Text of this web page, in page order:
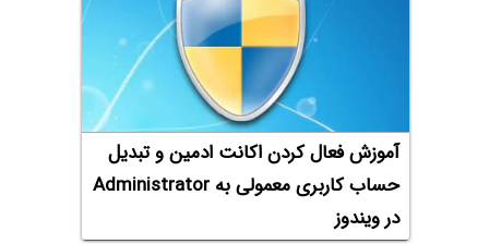
آموزش فعال کردن اکانت ادمین و تبدیل
حساب کاربری معمولی به Administrator
در ویندوز